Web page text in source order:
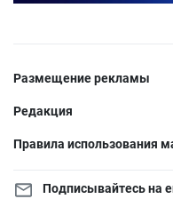
Размещение рекламы
Редакция
Правила использования
Подписывайтесь на